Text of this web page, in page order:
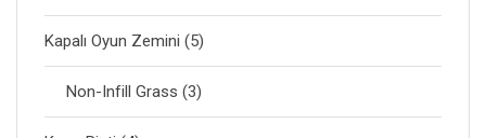
Kapalı Oyun Zemini (5)
Non-Infill Grass (3)